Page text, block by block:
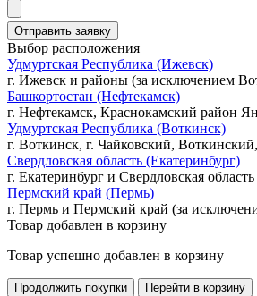
Выбор расположения
Удмуртская Республика (Ижевск)
г. Ижевск и районы (за исключением
Башкортостан (Нефтекамск)
г. Нефтекамск, Краснокамский район
Удмуртская Республика (Воткинск)
г. Воткинск, г. Чайковский,
Свердловская область (Екатеринбург)
г. Екатеринбург и Свердловская область
Пермский край (Пермь)
г. Пермь и Пермский край (за
Товар добавлен в корзину
Товар успешно добавлен в корзину